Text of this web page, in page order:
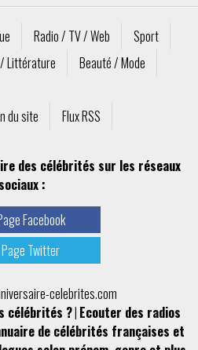
Radio / TV / Web
Sport
Littérature
Beauté / Mode
du site
Flux RSS
des célébrités sur les réseaux
sociaux :
Facebook
Page Twitter
celebrites.com
célébrités ?| Ecouter des radios
de célébrités françaises et